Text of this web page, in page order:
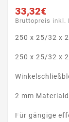
33,32€
Bruttopreis inkl.
250 x 25/32 x
250 x 25/32 x
2 mm
Für gängige